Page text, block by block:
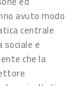
avuto modo
centrale
sociale e
che la